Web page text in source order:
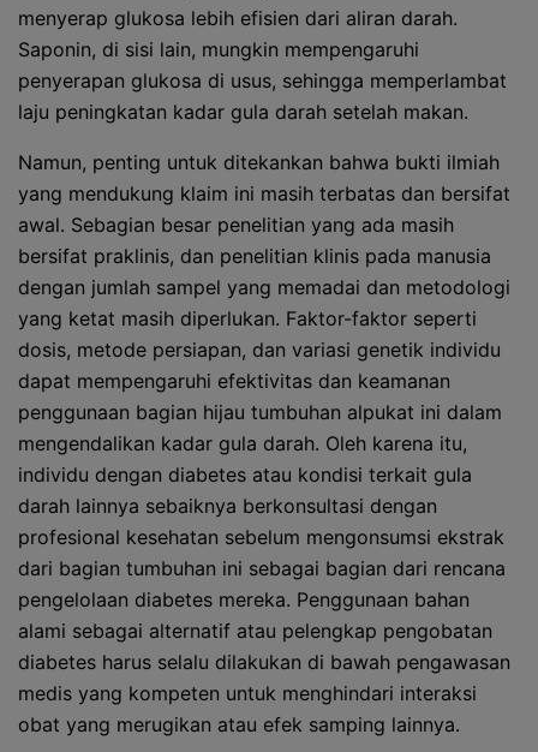
menyerap glukosa lebih efisien dari aliran darah.
Saponin, di sisi lain, mungkin mempengaruhi
penyerapan glukosa di usus, sehingga memperlambat
laju peningkatan kadar gula darah setelah makan.
Namun, penting untuk ditekankan bahwa bukti ilmiah
yang mendukung klaim ini masih terbatas dan bersifat
awal. Sebagian besar penelitian yang ada masih
bersifat praklinis, dan penelitian klinis pada manusia
dengan jumlah sampel yang memadai dan metodologi
yang ketat masih diperlukan. Faktor-faktor seperti
dosis, metode persiapan, dan variasi genetik individu
dapat mempengaruhi efektivitas dan keamanan
penggunaan bagian hijau tumbuhan alpukat ini dalam
mengendalikan kadar gula darah. Oleh karena itu,
individu dengan diabetes atau kondisi terkait gula
darah lainnya sebaiknya berkonsultasi dengan
profesional kesehatan sebelum mengonsumsi ekstrak
dari bagian tumbuhan ini sebagai bagian dari rencana
pengelolaan diabetes mereka. Penggunaan bahan
alami sebagai alternatif atau pelengkap pengobatan
diabetes harus selalu dilakukan di bawah pengawasan
medis yang kompeten untuk menghindari interaksi
obat yang merugikan atau efek samping lainnya.